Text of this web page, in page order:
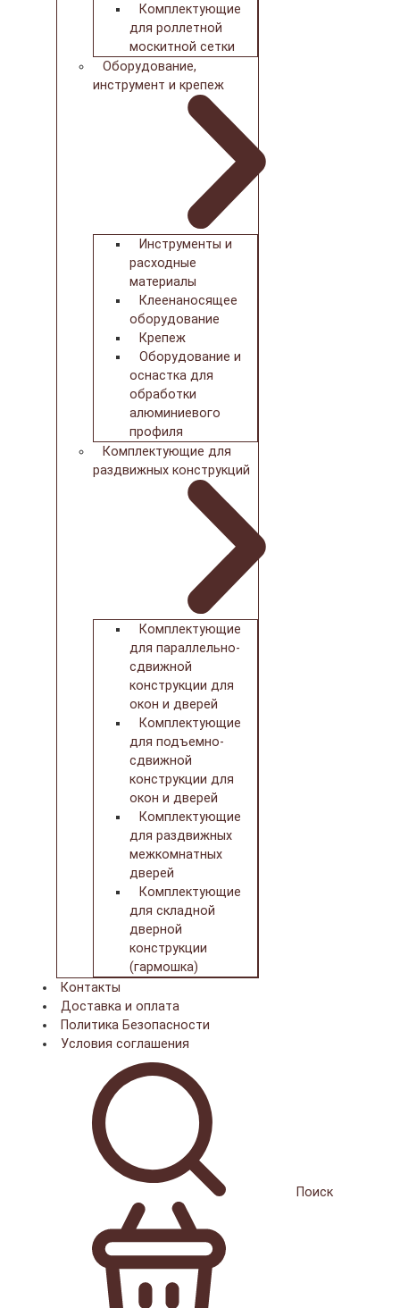
Комплектующие
для роллетной
москитной сетки
Оборудование,
инструмент и крепеж
Инструменты и
расходные
материалы
Клеенаносящее
оборудование
Крепеж
Оборудование и
оснастка для
обработки
алюминиевого
профиля
Комплектующие для
раздвижных конструкций
Комплектующие
для параллельно-
сдвижной
конструкции для
окон и дверей
Комплектующие
для подъемно-
сдвижной
конструкции для
окон и дверей
Комплектующие
для раздвижных
межкомнатных
дверей
Комплектующие
для складной
дверной
конструкции
(гармошка)
Контакты
Доставка и оплата
Политика Безопасности
Условия соглашения
Поиск